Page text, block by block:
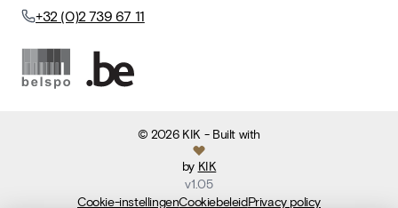
+32 (0)2 739 67 11
©2026 KIK - Built with
by KIK
v1.05
Cookie-instellingenCookiebeleidPrivacy policy